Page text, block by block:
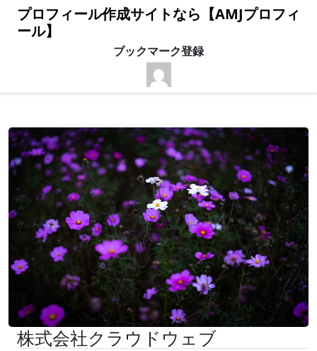
プロフィール作成サイトなら【AMJプロフィ
ール】
ブックマーク登録
株式会社クラウドウェブ